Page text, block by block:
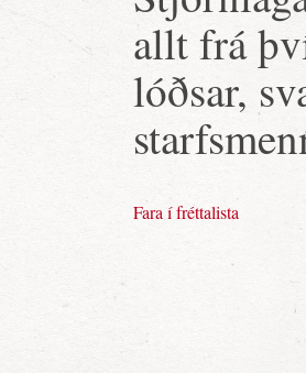
allt frá
lóðsar,
Fara í fréttalista